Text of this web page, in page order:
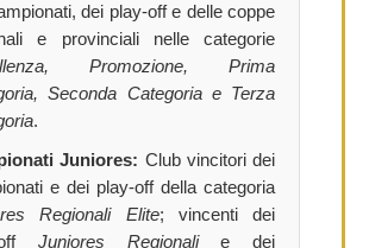
dei play-off e delle coppe
e provinciali nelle categorie
Promozione, Prima
Seconda Categoria e Terza
.
Juniores: Club vincitori dei
e dei play-off della categoria
Regionali Elite; vincenti dei
off Juniores Regionalie dei